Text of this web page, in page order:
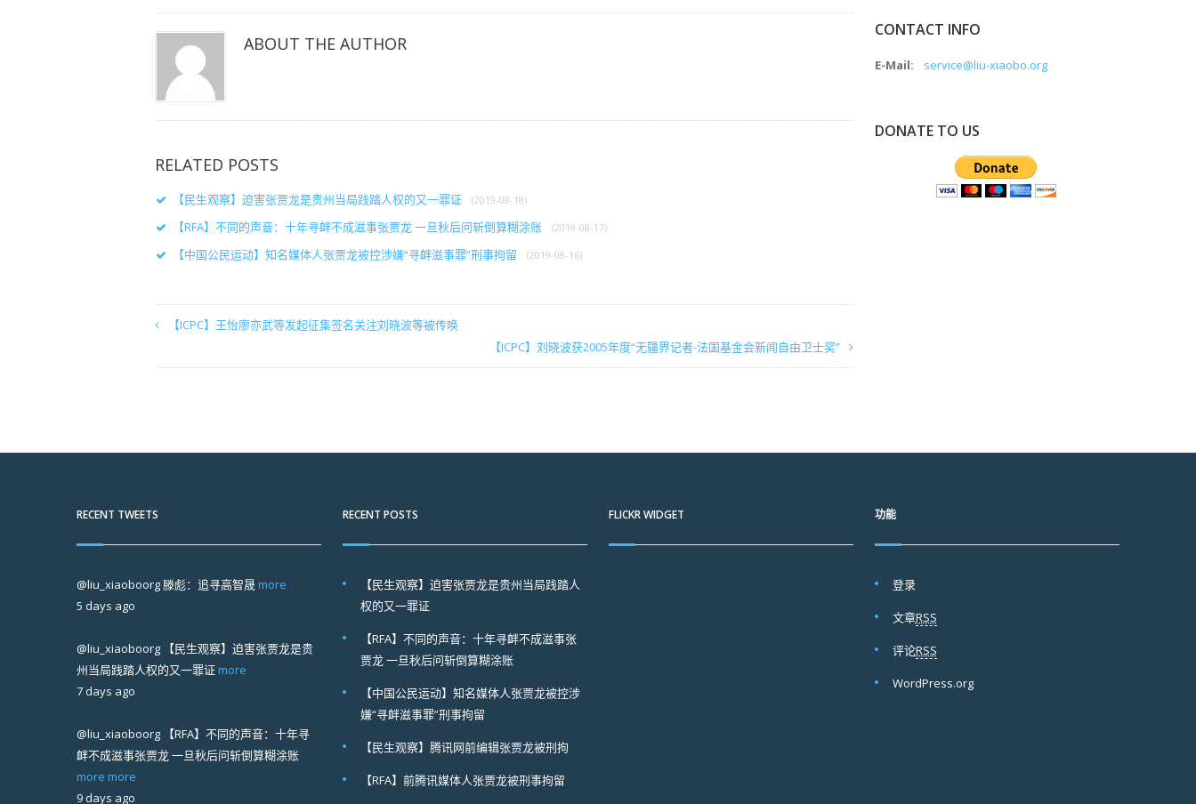
中
开）
中
开）
中
ABOUT THE AUTHOR
RELATED POSTS
【民生观察】迫害张贾龙是贵州当局践踏人权的又一罪证 (2019-08-18)
【RFA】不同的声音：十年寻衅不成滋事张贾龙 一旦秋后问斩倒算糊涂账 (2019-08-17)
【中国公民运动】知名媒体人张贾龙被控涉嫌“寻衅滋事罪”刑事拘留 (2019-08-16)
【ICPC】王怡廖亦武等发起征集签名关注刘晓波等被传唤
【ICPC】刘晓波获2005年度“无疆界记者-法国基金会新闻自由卫士奖”
CONTACT INFO
E-Mail: service@liu-xiaobo.org
DONATE TO US
RECENT TWEETS
@liu_xiaoboorg滕彪：追寻高智晟 more
5 days ago
@liu_xiaoboorg 【民生观察】迫害张贾龙是贵
州当局践踏人权的又一罪证 more
7 days ago
@liu_xiaoboorg 【RFA】不同的声音：十年寻
衅不成滋事张贾龙 一旦秋后问斩倒算糊涂账
more more
9 days ago
RECENT POSTS
【民生观察】迫害张贾龙是贵州当局践踏人
权的又一罪证
【RFA】不同的声音：十年寻衅不成滋事张
贾龙 一旦秋后问斩倒算糊涂账
【中国公民运动】知名媒体人张贾龙被控涉
嫌“寻衅滋事罪”刑事拘留
【民生观察】腾讯网前编辑张贾龙被刑拘
【RFA】前腾讯媒体人张贾龙被刑事拘留
FLICKR WIDGET 功能
登录
文章RSS
评论RSS
WordPress.org